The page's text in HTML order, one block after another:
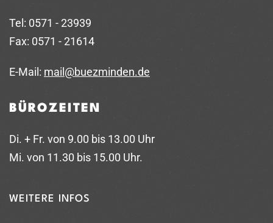
Tel: 0571 - 23939
Fax: 0571 - 21614
E-Mail: mail@buezminden.de
BÜROZEITEN
Di. + Fr. von 9.00 bis 13.00 Uhr
Mi. von 11.30 bis 15.00 Uhr.
WEITERE INFOS